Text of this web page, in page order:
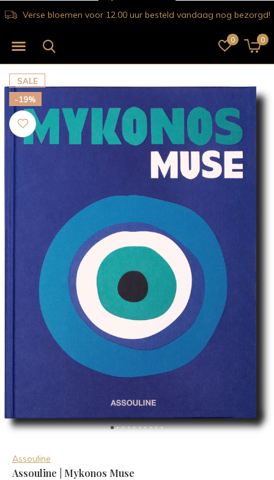
0 0
Verse bloemen voor 12.00 uur besteld vandaag nog bezorgd!
SALE
-19%
Assouline
Assouline | Mykonos Muse